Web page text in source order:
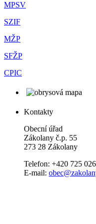
MPSV
SZIF
MŽP
SFŽP
CPIC
Kontakty
Obecní úřad
Zákolany č.p. 55
273 28 Zákolany
Telefon: +420 725
E-mail: